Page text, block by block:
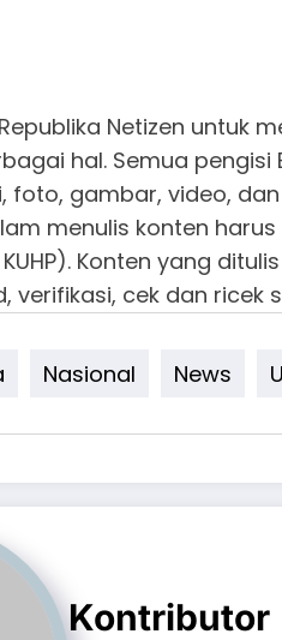
Netizen untuk
hal. Semua
foto, gambar, video,
menulis konten
KUHP). Konten yang
verifikasi, cek dan ricek
Nasional News
Kontributor